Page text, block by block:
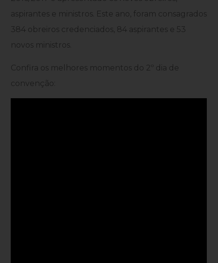
aspirantes e ministros. Este ano, foram consagrados
384 obreiros credenciados, 84 aspirantes e 53
novos ministros.
Confira os melhores momentos do 2º dia de
convenção: